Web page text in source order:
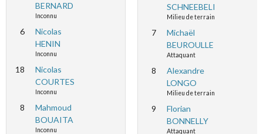
BERNARD
Inconnu
6
Nicolas
HENIN
Inconnu
18
Nicolas
COURTES
Inconnu
8
Mahmoud
BOUAITA
Inconnu
SCHNEEBELI
Milieu de terrain
7
Michaël
BEUROULLE
Attaquant
8
Alexandre
LONGO
Milieu de terrain
9
Florian
BONNELLY
Attaquant